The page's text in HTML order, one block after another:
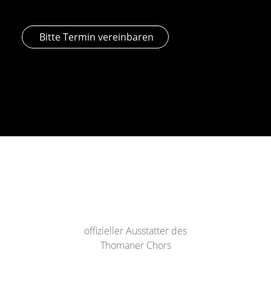
Bitte Termin vereinbaren
offizieller Ausstatter des
Thomaner Chors